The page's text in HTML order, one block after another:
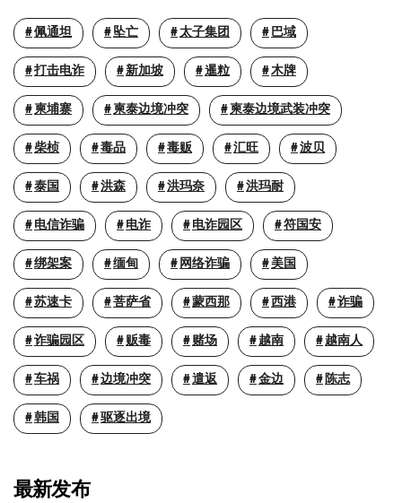
佩通坦 坠亡 太子集团 巴域
打击电诈 新加坡 暹粒 木牌
柬埔寨 柬泰边境冲突 柬泰边境武装冲突
柴桢 毒品 毒贩 汇旺 波贝
泰国 洪森 洪玛奈 洪玛耐
电信诈骗 电诈 电诈园区 符国安
绑架案 缅甸 网络诈骗 美国
苏速卡 菩萨省 蒙西那 西港 诈骗
诈骗园区 贩毒 赌场 越南 越南人
车祸 边境冲突 遣返 金边 陈志
韩国 驱逐出境
最新发布